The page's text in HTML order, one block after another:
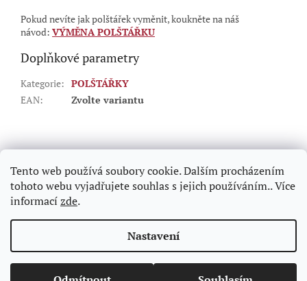
Tento web používá soubory cookie. Dalším procházením
tohoto webu vyjadřujete souhlas s jejich používáním.. Více
informacízde.
Nastavení
Pokud nevíte jak polštářek vyměnit, koukněte na náš
návod: VÝMĚNA POLŠTÁŘKU
Doplňkové parametry
Kategorie: POLŠTÁŘKY
EAN: Zvolte variantu
á
Copyright 2026Hasnedl.cz - razítka na počkání Praha.